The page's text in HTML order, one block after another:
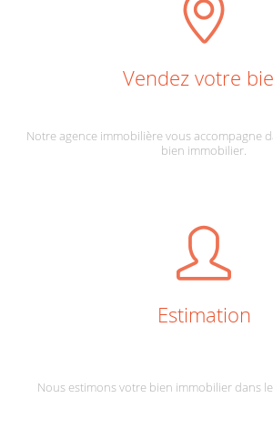
Vendez votre
Notre agence immobilière vous accompagne
bien immobilier.
Estimation
Nous estimons votre bien immobilier dans